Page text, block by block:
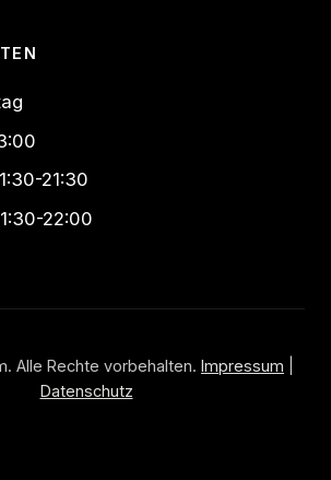
21:30
22:00
Alle Rechte vorbehalten. Impressum
Datenschutz